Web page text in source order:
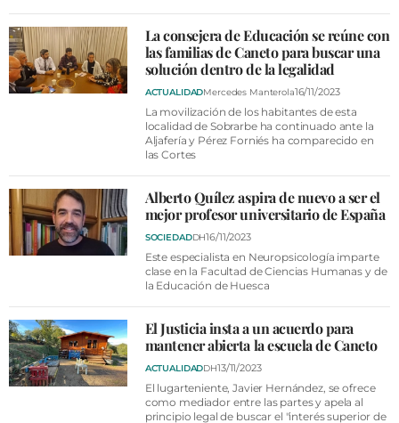
La consejera de Educación se reúne con
las familias de Caneto para buscar una
solución dentro de la legalidad
ACTUALIDADMercedes Manterola16/11/2023
La movilización de los habitantes de esta
localidad de Sobrarbe ha continuado ante la
Aljafería y Pérez Forniés ha comparecido en
las Cortes
Alberto Quílez aspira de nuevo a ser el
mejor profesor universitario de España
SOCIEDADDH16/11/2023
Este especialista en Neuropsicología imparte
clase en la Facultad de Ciencias Humanas y de
la Educación de Huesca
El Justicia insta a un acuerdo para
mantener abierta la escuela de Caneto
ACTUALIDADDH13/11/2023
El lugarteniente, Javier Hernández, se ofrece
como mediador entre las partes y apela al
principio legal de buscar el "interés superior de